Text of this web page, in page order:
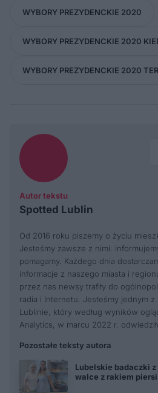
WYBORY PREZYDENCKIE 2020
WYBORY PREZYDENCKIE 2020
WYBORY PREZYDENCKIE 2020
Autor tekstu
Spotted Lublin
Od 2016 roku piszemy o życiu
Jesteśmy zawsze z nimi:
pomagamy. Każdego dnia
informacje z naszego miasta i
przez nas newsy trafiły do
radia i Internetu. Jesteśmy jednym
Lublinie, który według wyników
Analytics, w marcu 2022 r.
Pozostałe teksty autora
Lubelskie badaczki
walce z rakiem piersi